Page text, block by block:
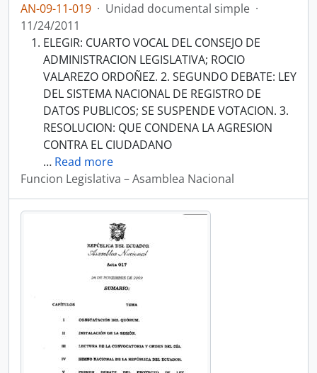
AN-09-11-019 · Unidad documental simple ·
11/24/2011
ELEGIR: CUARTO VOCAL DEL CONSEJO DE
ADMINISTRACION LEGISLATIVA; ROCIO
VALAREZO ORDOÑEZ. 2. SEGUNDO DEBATE: LEY
DEL SISTEMA NACIONAL DE REGISTRO DE
DATOS PUBLICOS; SE SUSPENDE VOTACION. 3.
RESOLUCION: QUE CONDENA LA AGRESION
CONTRA EL CIUDADANO
… Read more
Funcion Legislativa – Asamblea Nacional